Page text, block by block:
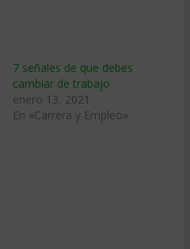
7 señales de que debes
cambiar de trabajo
enero 13, 2021
En «Carrera y Empleo»